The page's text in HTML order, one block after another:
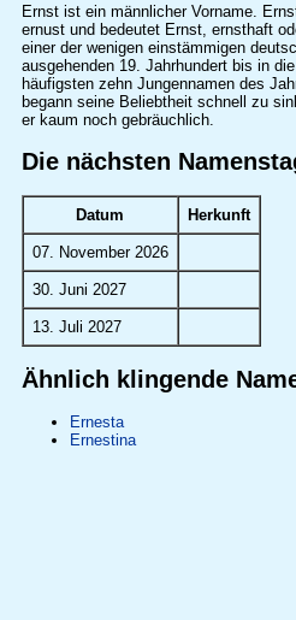
Ernst ist ein männlicher Vorname.
ernust und bedeutet Ernst, ernsthaft
einer der wenigen einstämmigen
ausgehenden 19. Jahrhundert bis in
häufigsten zehn Jungennamen des
begann seine Beliebtheit schnell zu
er kaum noch gebräuchlich.
Die nächsten
Datum Herkunft
07. November 2026
30. Juni 2027
13. Juli 2027
Ähnlich klingende
Ernesta
Ernestina